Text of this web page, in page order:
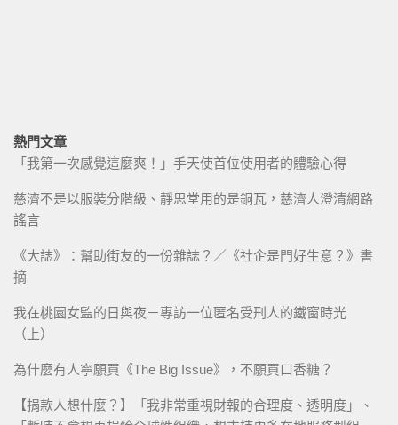
熱門文章
「我第一次感覺這麼爽！」手天使首位使用者的體驗心得
慈濟不是以服裝分階級、靜思堂用的是銅瓦，慈濟人澄清網路
謠言
《大誌》：幫助街友的一份雜誌？／《社企是門好生意？》書
摘
我在桃園女監的日與夜－專訪一位匿名受刑人的鐵窗時光
（上）
為什麼有人寧願買《The Big Issue》，不願買口香糖？
【捐款人想什麼？】「我非常重視財報的合理度、透明度」、